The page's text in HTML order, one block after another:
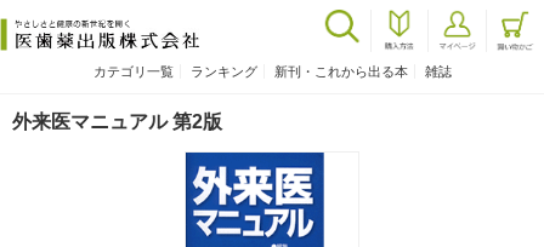
カテゴリ一覧 ランキング 新刊・これから出る本 雑誌
外来医マニュアル 第2版